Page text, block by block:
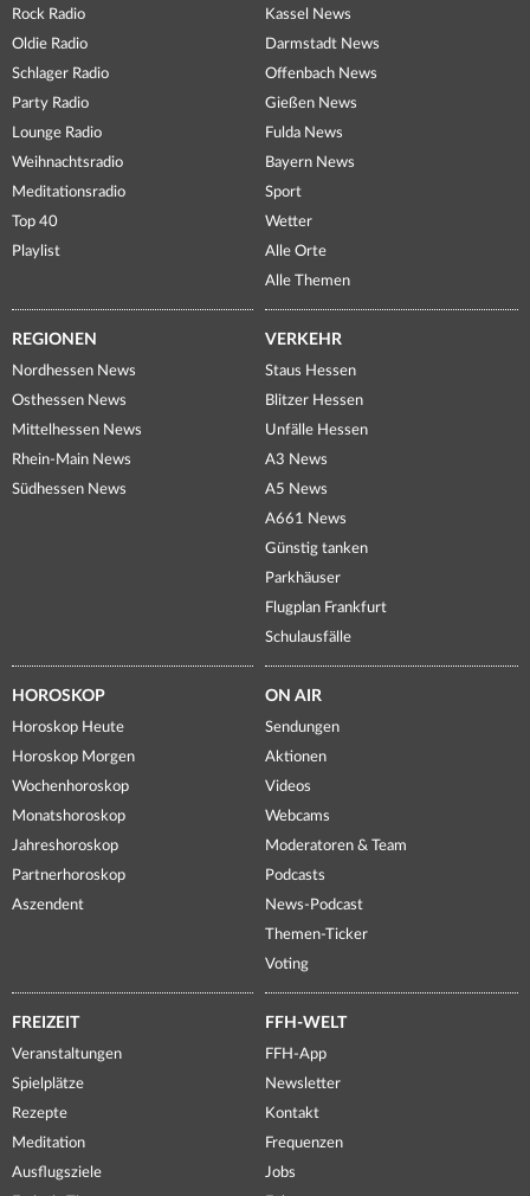
Rock Radio
Oldie Radio
Schlager Radio
Party Radio
Lounge Radio
Weihnachtsradio
Meditationsradio
Top 40
Playlist
Kassel News
Darmstadt News
Offenbach News
Gießen News
Fulda News
Bayern News
Sport
Wetter
Alle Orte
Alle Themen
REGIONEN
Nordhessen News
Osthessen News
Mittelhessen News
Rhein-Main News
Südhessen News
VERKEHR
Staus Hessen
Blitzer Hessen
Unfälle Hessen
A3 News
A5 News
A661 News
Günstig tanken
Parkhäuser
Flugplan Frankfurt
Schulausfälle
HOROSKOP
Horoskop Heute
Horoskop Morgen
Wochenhoroskop
Monatshoroskop
Jahreshoroskop
Partnerhoroskop
Aszendent
ON AIR
Sendungen
Aktionen
Videos
Webcams
Moderatoren & Team
Podcasts
News-Podcast
Themen-Ticker
Voting
FREIZEIT
Veranstaltungen
Spielplätze
Rezepte
Meditation
Ausflugsziele
FFH-WELT
FFH-App
Newsletter
Kontakt
Frequenzen
Jobs